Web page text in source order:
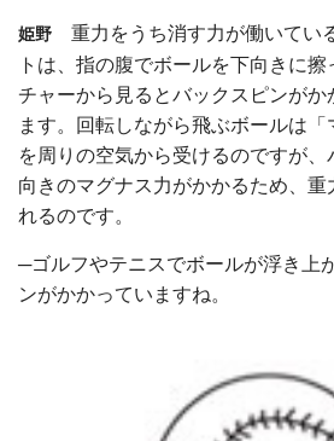
姫野 重力をうち消す力が働いてい
トは、指の腹でボールを下向きに
チャーから見るとバックスピンがか
ます。回転しながら飛ぶボールは
を周りの空気から受けるのですが
向きのマグナス力がかかるため、重
れるのです。
─ゴルフやテニスでボールが浮き上
ンがかかっていますね。